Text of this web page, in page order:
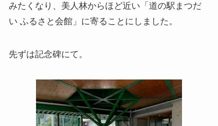
みたくなり、美人林からほど近い「道の駅まつだ
い ふるさと会館」に寄ることにしました。
先ずは記念碑にて。